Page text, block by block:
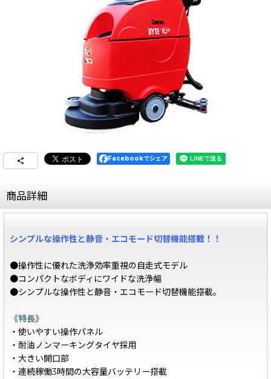
Facebookでシェア
商品詳細
シンプルな操作性と静音・エコモード切替機能搭載！！
●操作性に優れた洗浄効率重視の自走式モデル
●コンパクトなボディにワイドな洗浄幅
●シンプルな操作性と静音・エコモード切替機能搭載。
《特長》
・使いやすい操作パネル
・耐油ノンマーキングタイヤ採用
・大きい開口部
・連続稼働3時間の大容量バッテリー搭載